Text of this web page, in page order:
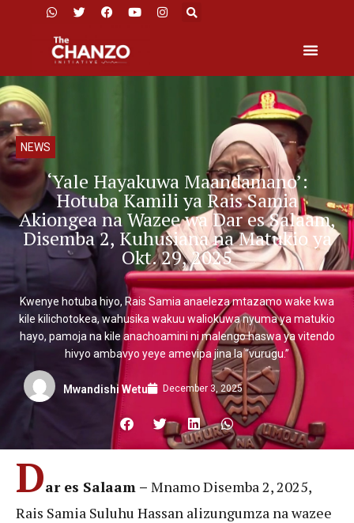
NEWS
‘Yale Hayakuwa Maandamano’:
Hotuba Kamili ya Rais Samia
Akiongea na Wazee wa Dar es Salaam,
Disemba 2, Kuhusiana na Matukio ya
Okt. 29, 2025
Kwenye hotuba hiyo, Rais Samia anaeleza mtazamo wake kwa
kile kilichotokea, wahusika wakuu waliokuwa nyuma ya matukio
hayo, pamoja na kile anachoamini ni malengo haswa ya vitendo
hivyo ambavyo yeye amevipa jina la “vurugu.”
Mwandishi Wetu December 3, 2025
Dar es Salaam – Mnamo Disemba 2, 2025,
Rais Samia Suluhu Hassan alizungumza na wazee